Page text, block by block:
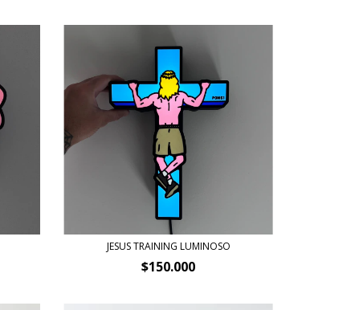
JESUS TRAINING LUMINOSO
$150.000